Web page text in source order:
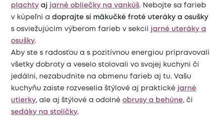
plachty aj jarné obliečky na vankúš. Nebojte sa farieb
v kúpeľni adoprajte si mäkučké froté uteráky a osušky
s osviežujúcim výberom farieb v sekcii jarné uteráky a
osušky.
Aby ste s radosťou a s pozitívnou energiou pripravovali
všetky dobroty a veselo stolovali vo svojej kuchyni či
jedálni, nezabudnite na obmenu farieb aj tu. Vašu
kuchyňu zaiste rozveselia štýlové aj praktické jarné
utierky, ale aj štýlové a odolnéobrusy a behúne, či
sedáky na stoličky.